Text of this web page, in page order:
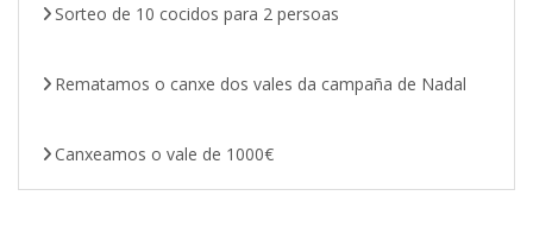
Sorteo de 10 cocidos para 2 persoas
Rematamos o canxe dos vales da campaña de Nadal
Canxeamos o vale de 1000€